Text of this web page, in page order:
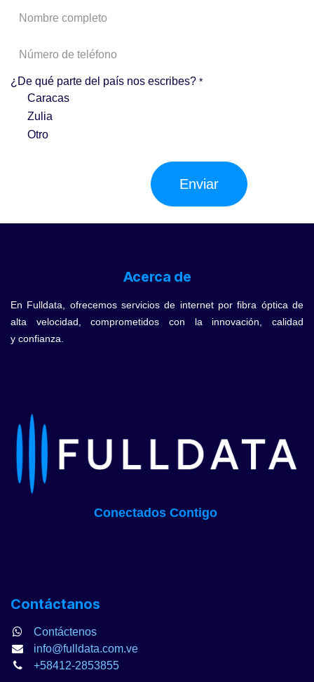
¿De qué parte del país nos escribes? *
Caracas
Zulia
Otro
Enviar
Acerca de
En Fulldata, ofrecemos servicios de internet por fibra óptica de
alta velocidad, comprometidos con la innovación, calidad
y confianza.
Conectados Contigo
Contáctanos
Contáctenos
info@fulldata.com.ve
+58412-2853855